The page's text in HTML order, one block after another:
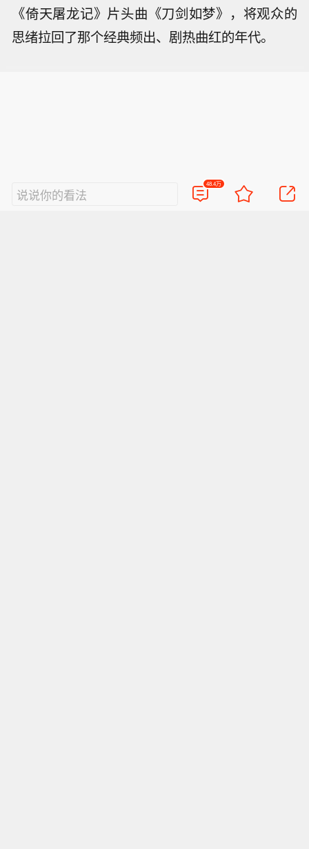
《倚天屠龙记》片头曲《刀剑如梦》，将观众的
思绪拉回了那个经典频出、剧热曲红的年代。
说说你的看法
48.4万